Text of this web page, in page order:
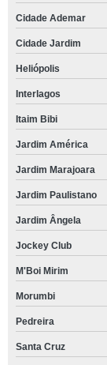
Cidade Ademar
Cidade Jardim
Heliópolis
Interlagos
Itaim Bibi
Jardim América
Jardim Marajoara
Jardim Paulistano
Jardim Ângela
Jockey Club
M'Boi Mirim
Morumbi
Pedreira
Santa Cruz